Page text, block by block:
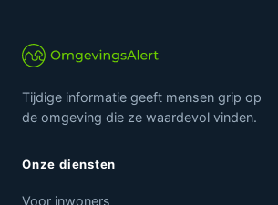
Tijdige informatie geeft mensen grip op
de omgeving die ze waardevol vinden.
Onze diensten
Voor inwoners